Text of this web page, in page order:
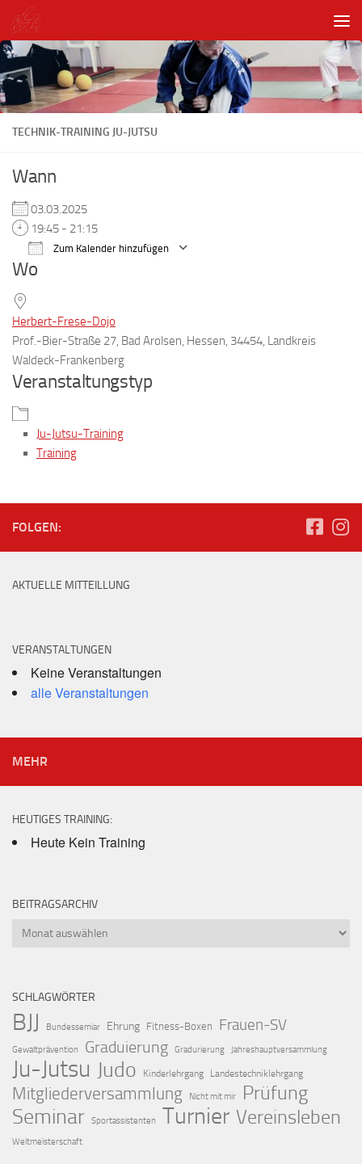
Unter dem Inhalt
TECHNIK-TRAINING JU-JUTSU
Wann
03.03.2025
19:45 - 21:15
Zum Kalender hinzufügen
Wo
Herbert-Frese-Dojo
Prof.-Bier-Straße 27, Bad Arolsen, Hessen, 34454, Landkreis
Waldeck-Frankenberg
Veranstaltungstyp
Ju-Jutsu-Training
Training
FOLGEN:
AKTUELLE MITTEILLUNG
VERANSTALTUNGEN
Keine Veranstaltungen
alle Veranstaltungen
MEHR
HEUTIGES TRAINING:
Heute Kein Training
BEITRAGSARCHIV
Beitragsarchiv
SCHLAGWÖRTER
BJJ Bundessemiar Ehrung Fitness-Boxen Frauen-SV
Gewaltprävention Graduierung Gradurierung Jahreshauptversammlung
Ju-Jutsu Judo Kinderlehrgang Landestechniklehrgang
Mitgliederversammlung Nicht mit mir Prüfung
Seminar Sportassistenten Turnier Vereinsleben
Weltmeisterschaft